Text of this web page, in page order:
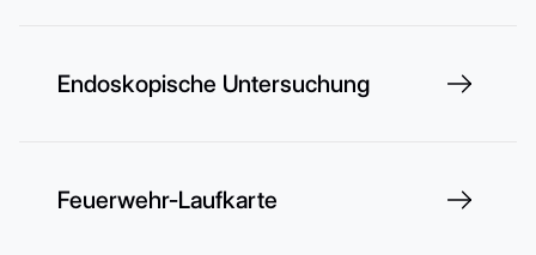
Endoskopische Untersuchung
Feuerwehr-Laufkarte